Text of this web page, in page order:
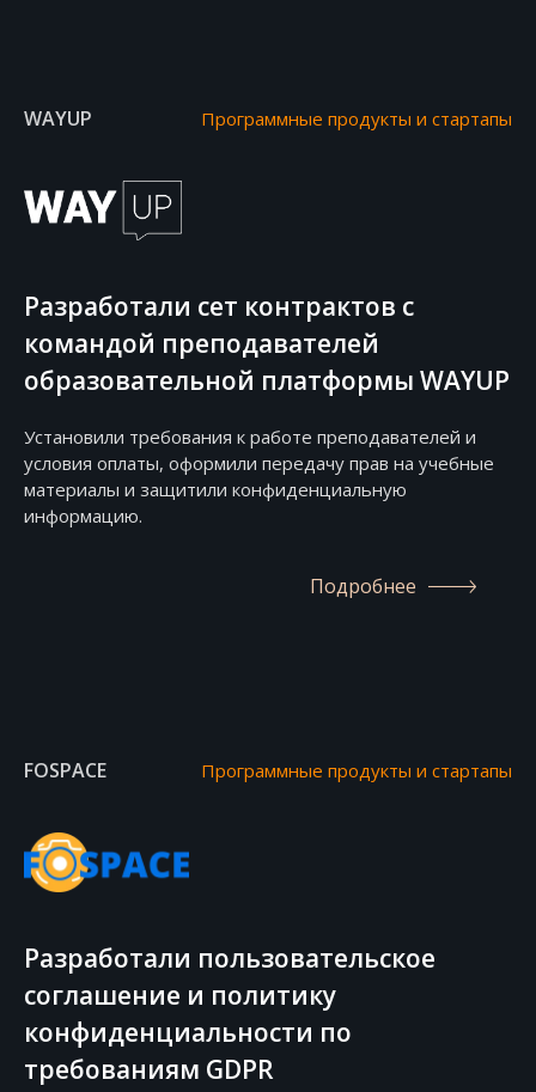
WAYUP Программные продукты и стартапы
Разработали сет контрактов с
командой преподавателей
образовательной платформы WAYUP
Установили требования к работе преподавателей и
условия оплаты, оформили передачу прав на учебные
материалы и защитили конфиденциальную
информацию.
Подробнее
FOSPACE Программные продукты и стартапы
Разработали пользовательское
соглашение и политику
конфиденциальности по
требованиям GDPR